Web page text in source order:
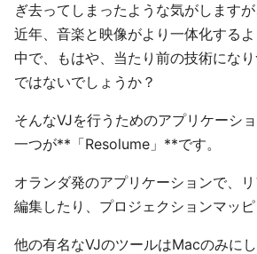
ぎ去ってしまったような気がしますが
近年、音楽と映像がより一体化する
中で、もはや、当たり前の技術にな
ではないでしょうか？
そんなVJを行うためのアプリケーシ
一つが**「Resolume」**です。
オランダ発のアプリケーションで、
編集したり、プロジェクションマッピ
他の有名なVJのツールはMacのみに